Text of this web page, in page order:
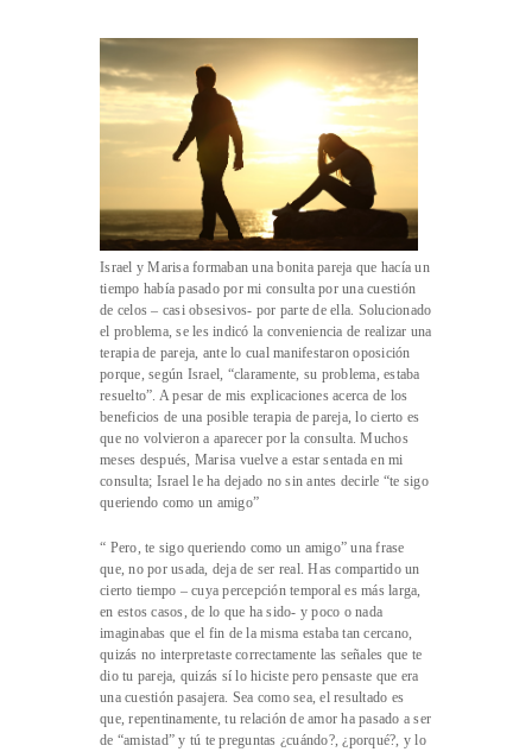
Israel y Marisa formaban una bonita pareja que hacía un
tiempo había pasado por mi consulta por una cuestión
de celos – casi obsesivos- por parte de ella. Solucionado
el problema, se les indicó la conveniencia de realizar una
terapia de pareja, ante lo cual manifestaron oposición
porque, según Israel, “claramente, su problema, estaba
resuelto”. A pesar de mis explicaciones acerca de los
beneficios de una posible terapia de pareja, lo cierto es
que no volvieron a aparecer por la consulta. Muchos
meses después, Marisa vuelve a estar sentada en mi
consulta; Israel le ha dejado no sin antes decirle “te sigo
queriendo como un amigo”
“ Pero, te sigo queriendo como un amigo” una frase
que, no por usada, deja de ser real. Has compartido un
cierto tiempo – cuya percepción temporal es más larga,
en estos casos, de lo que ha sido- y poco o nada
imaginabas que el fin de la misma estaba tan cercano,
quizás no interpretaste correctamente las señales que te
dio tu pareja, quizás sí lo hiciste pero pensaste que era
una cuestión pasajera. Sea como sea, el resultado es
que, repentinamente, tu relación de amor ha pasado a ser
de “amistad” y tú te preguntas ¿cuándo?, ¿porqué?, y lo